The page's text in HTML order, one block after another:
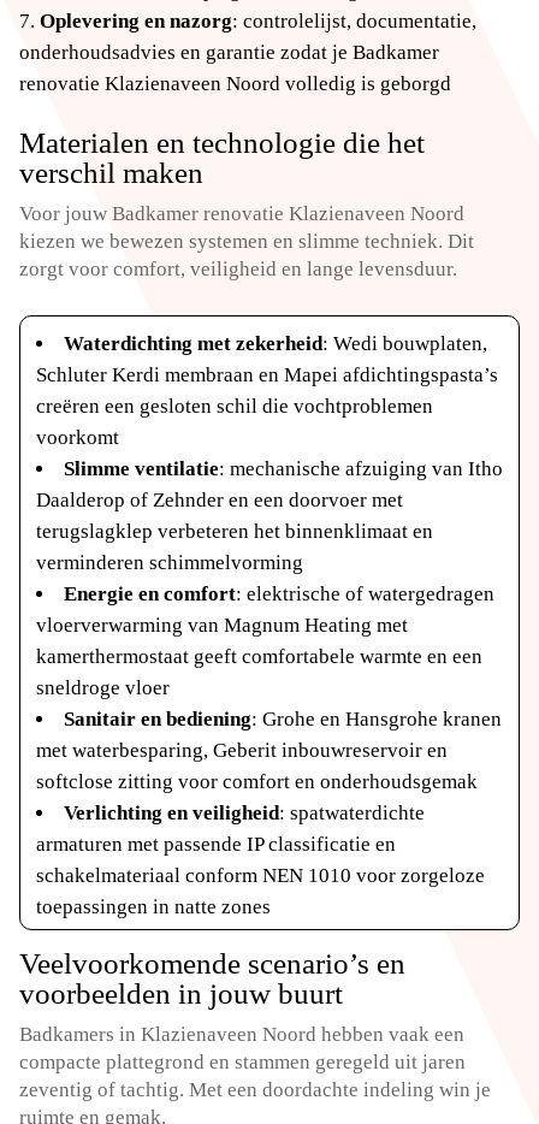
Oplevering en nazorg: controlelijst, documentatie,
onderhoudsadvies en garantie zodat je Badkamer
renovatie Klazienaveen Noord volledig is geborgd
Materialen en technologie die het
verschil maken
Voor jouw Badkamer renovatie Klazienaveen Noord
kiezen we bewezen systemen en slimme techniek. Dit
zorgt voor comfort, veiligheid en lange levensduur.
Waterdichting met zekerheid: Wedi bouwplaten,
Schluter Kerdi membraan en Mapei afdichtingspasta’s
creëren een gesloten schil die vochtproblemen
voorkomt
Slimme ventilatie: mechanische afzuiging van Itho
Daalderop of Zehnder en een doorvoer met
terugslagklep verbeteren het binnenklimaat en
verminderen schimmelvorming
Energie en comfort: elektrische of watergedragen
vloerverwarming van Magnum Heating met
kamerthermostaat geeft comfortabele warmte en een
sneldroge vloer
Sanitair en bediening: Grohe en Hansgrohe kranen
met waterbesparing, Geberit inbouwreservoir en
softclose zitting voor comfort en onderhoudsgemak
Verlichting en veiligheid: spatwaterdichte
armaturen met passende IP classificatie en
schakelmateriaal conform NEN 1010 voor zorgeloze
toepassingen in natte zones
Veelvoorkomende scenario’s en
voorbeelden in jouw buurt
Badkamers in Klazienaveen Noord hebben vaak een
compacte plattegrond en stammen geregeld uit jaren
zeventig of tachtig. Met een doordachte indeling win je
ruimte en gemak.